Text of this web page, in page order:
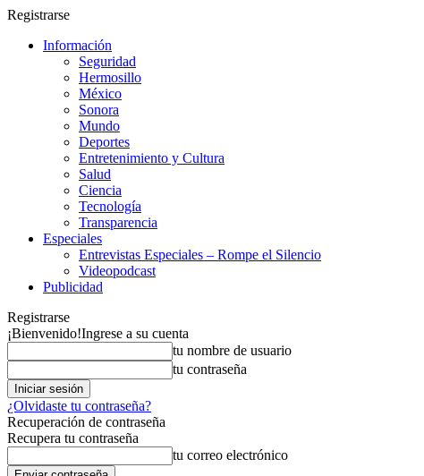
Registrarse
Información
Seguridad
Hermosillo
México
Sonora
Mundo
Deportes
Entretenimiento y Cultura
Salud
Ciencia
Tecnología
Transparencia
Especiales
Entrevistas Especiales – Rompe el Silencio
Videopodcast
Publicidad
Registrarse
¡Bienvenido!Ingrese a su cuenta
tu nombre de usuario
tu contraseña
¿Olvidaste tu contraseña?
Recuperación de contraseña
Recupera tu contraseña
tu correo electrónico